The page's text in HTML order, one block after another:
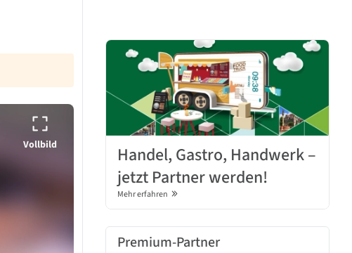
Vollbild
Handel, Gastro, Handwerk –
jetzt Partner werden!
Mehr erfahren
Premium-Partner